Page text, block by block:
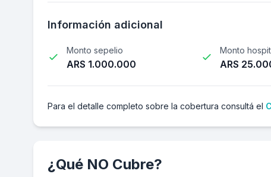
Información adicional
Monto sepelio
ARS 1.000.000
Monto
ARS
Para el detalle completo sobre la cobertura consultá el
¿Qué NO Cubre?